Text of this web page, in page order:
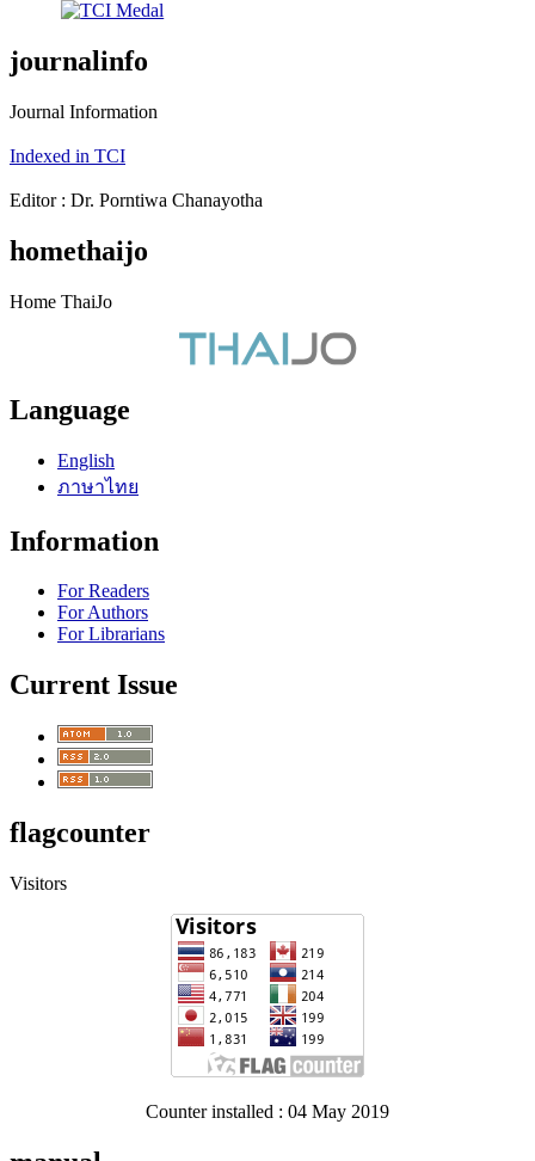
journalinfo
Journal Information
Indexed in TCI
Editor : Dr. Porntiwa Chanayotha
homethaijo
Home ThaiJo
Language
English
ภาษาไทย
Information
For Readers
For Authors
For Librarians
Current Issue
flagcounter
Visitors
Counter installed : 04 May 2019